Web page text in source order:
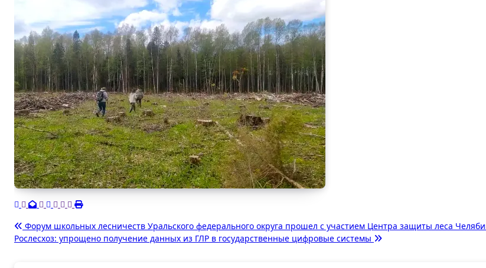
Навигация
Форум школьных лесничеств Уральского федерального округа прошел с участием Центра защиты леса
Рослесхоз: упрощено получение данных из ГЛР в государственные цифровые системы